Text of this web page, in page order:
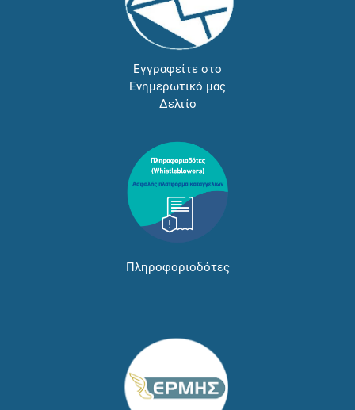
Εγγραφείτε στο
Ενημερωτικό μας
Δελτίο
Πληροφοριοδότες